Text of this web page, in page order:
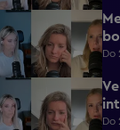
Do
Do